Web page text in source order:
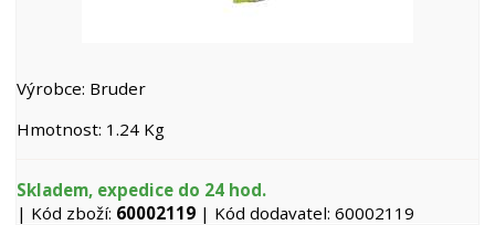
Výrobce: Bruder
Hmotnost: 1.24 Kg
Skladem, expedice do 24 hod.
| Kód zboží: 60002119 | Kód dodavatel: 60002119